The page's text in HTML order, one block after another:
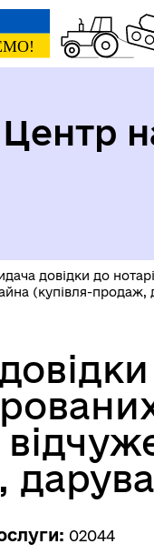
Центр
довідки до
(купівля-продаж,
02044